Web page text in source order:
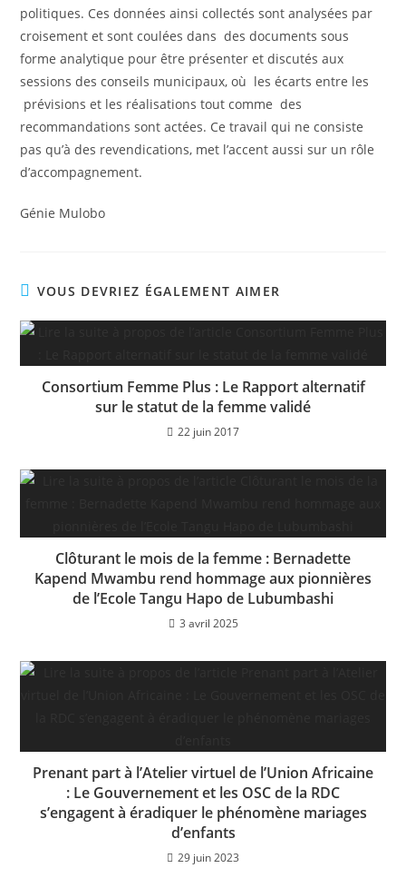
politiques. Ces données ainsi collectés sont analysées par
croisement et sont coulées dans des documents sous
forme analytique pour être présenter et discutés aux
sessions des conseils municipaux, où les écarts entre les
prévisions et les réalisations tout comme des
recommandations sont actées. Ce travail qui ne consiste
pas qu’à des revendications, met l’accent aussi sur un rôle
d’accompagnement.
Génie Mulobo
VOUS DEVRIEZ ÉGALEMENT AIMER
Consortium Femme Plus : Le Rapport alternatif
sur le statut de la femme validé
22 juin 2017
Clôturant le mois de la femme : Bernadette
Kapend Mwambu rend hommage aux pionnières
de l’Ecole Tangu Hapo de Lubumbashi
3 avril 2025
Prenant part à l’Atelier virtuel de l’Union Africaine
: Le Gouvernement et les OSC de la RDC
s’engagent à éradiquer le phénomène mariages
d’enfants
29 juin 2023